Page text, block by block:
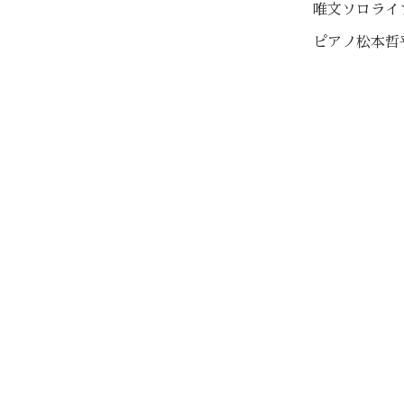
唯文ソロライ
ピアノ松本哲